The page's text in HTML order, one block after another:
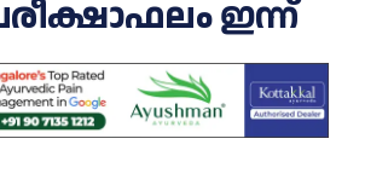
ഇന്ന്